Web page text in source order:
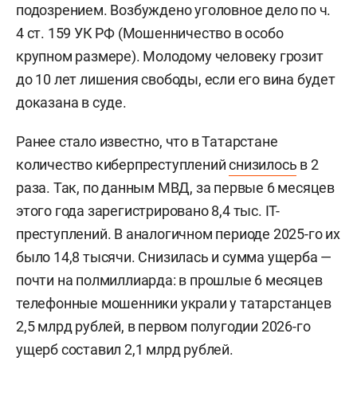
подозрением. Возбуждено уголовное дело по ч.
4 ст. 159 УК РФ (Мошенничество в особо
крупном размере). Молодому человеку грозит
до 10 лет лишения свободы, если его вина будет
доказана в суде.
Ранее стало известно, что в Татарстане
количество киберпреступленийснизилось в 2
раза. Так, по данным МВД, за первые 6 месяцев
этого года зарегистрировано 8,4 тыс. IT-
преступлений. В аналогичном периоде 2025-го их
было 14,8 тысячи. Снизилась и сумма ущерба —
почти на полмиллиарда: в прошлые 6 месяцев
телефонные мошенники украли у татарстанцев
2,5 млрд рублей, в первом полугодии 2026-го
ущерб составил 2,1 млрд рублей.